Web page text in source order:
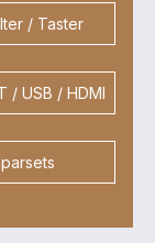
/ Taster
/ USB / HDMI